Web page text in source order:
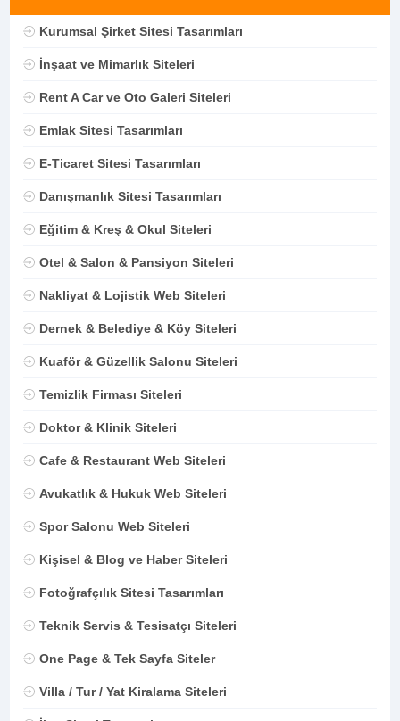
Kurumsal Şirket Sitesi Tasarımları
İnşaat ve Mimarlık Siteleri
Rent A Car ve Oto Galeri Siteleri
Emlak Sitesi Tasarımları
E-Ticaret Sitesi Tasarımları
Danışmanlık Sitesi Tasarımları
Eğitim & Kreş & Okul Siteleri
Otel & Salon & Pansiyon Siteleri
Nakliyat & Lojistik Web Siteleri
Dernek & Belediye & Köy Siteleri
Kuaför & Güzellik Salonu Siteleri
Temizlik Firması Siteleri
Doktor & Klinik Siteleri
Cafe & Restaurant Web Siteleri
Avukatlık & Hukuk Web Siteleri
Spor Salonu Web Siteleri
Kişisel & Blog ve Haber Siteleri
Fotoğrafçılık Sitesi Tasarımları
Teknik Servis & Tesisatçı Siteleri
One Page & Tek Sayfa Siteler
Villa / Tur / Yat Kiralama Siteleri